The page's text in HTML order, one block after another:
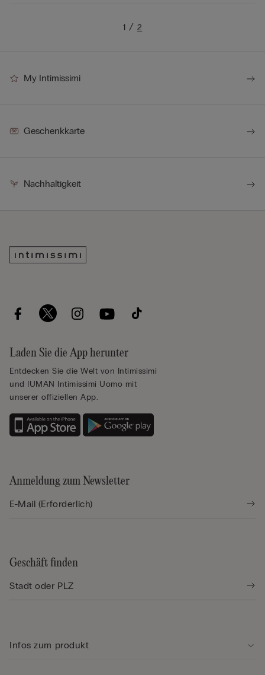
1 2
My Intimissimi
Geschenkkarte
Nachhaltigkeit
Laden Sie die App herunter
Entdecken Sie die Welt von Intimissimi
und IUMAN Intimissimi Uomo mit
unserer offiziellen App.
Anmeldung zum Newsletter
Geschäft finden
Infos zum produkt